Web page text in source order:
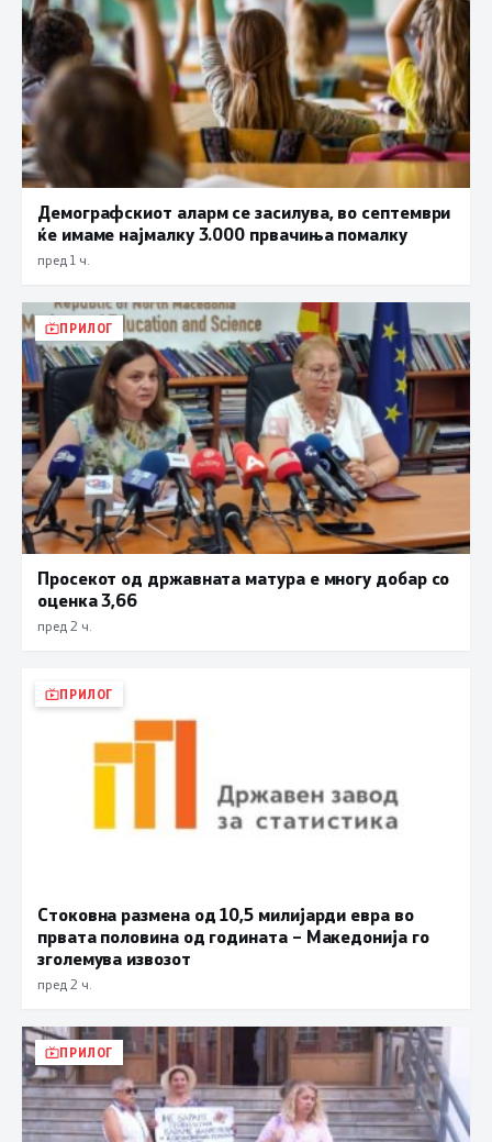
Демографскиот аларм се засилува, во септември
ќе имаме најмалку 3.000 првачиња помалку
пред 1 ч.
ПРИЛОГ
Просекот од државната матура е многу добар со
оценка 3,66
пред 2 ч.
ПРИЛОГ
Стоковна размена од 10,5 милијарди евра во
првата половина од годината – Македонија го
зголемува извозот
пред 2 ч.
ПРИЛОГ